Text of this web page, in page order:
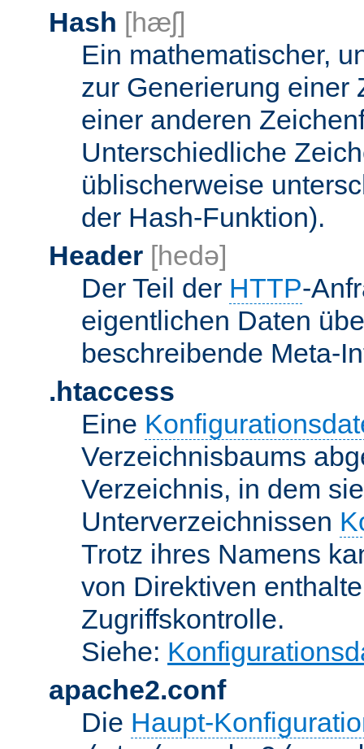
Hash [hæʃ]
Ein mathematischer,
zur Generierung einer
einer anderen
Unterschiedliche
üblischerweise
der Hash-Funktion).
Header [hedə]
Der Teil der HTTP-
eigentlichen Daten
beschreibende Meta-
.htaccess
Eine
Verzeichnisbaums
Verzeichnis, in dem
Unterverzeichnissen
Trotz ihres Namens
von Direktiven
Zugriffskontrolle.
Siehe:
apache2.conf
Die Haupt-